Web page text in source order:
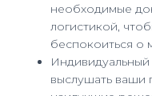
необходимые
логистикой,
беспокоиться о
выслушать ваши